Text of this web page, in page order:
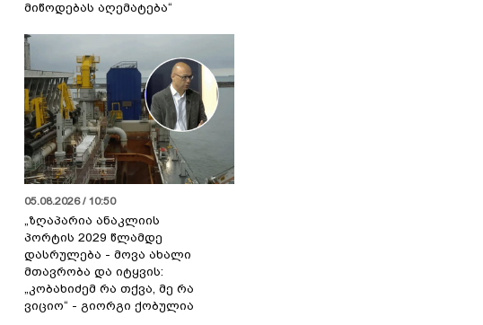
მიწოდებას აღემატება“
05.08.2026 / 10:50
„ზღაპარია ანაკლიის
პორტის 2029 წლამდე
დასრულება - მოვა ახალი
მთავრობა და იტყვის:
„კობახიძემ რა თქვა, მე რა
ვიციო“ - გიორგი ქობულია